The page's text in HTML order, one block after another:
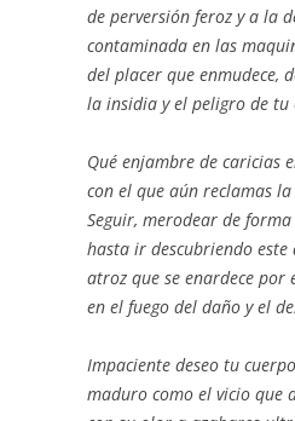
de perversión feroz y a la
contaminada en las
del placer que enmudece,
la insidia y el peligro de tu
Qué enjambre de caricias
con el que aún reclamas
Seguir, merodear de
hasta ir descubriendo
atroz que se enardece por
en el fuego del daño y el
Impaciente deseo tu
maduro como el vicio que